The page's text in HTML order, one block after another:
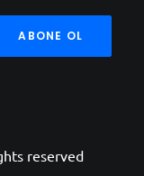
reserved